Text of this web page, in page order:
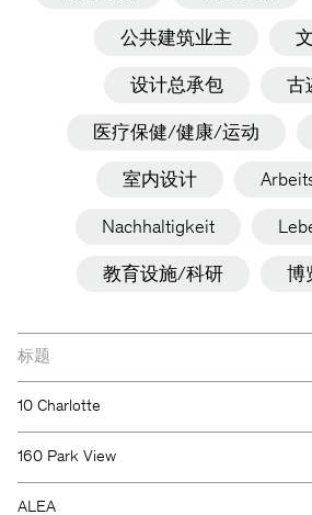
公共建筑业主
设计总承包 古
医疗保健/健康/运动
室内设计
Nachhaltigkeit
教育设施/科研 博
标题
10 Charlotte
160 Park View
ALEA